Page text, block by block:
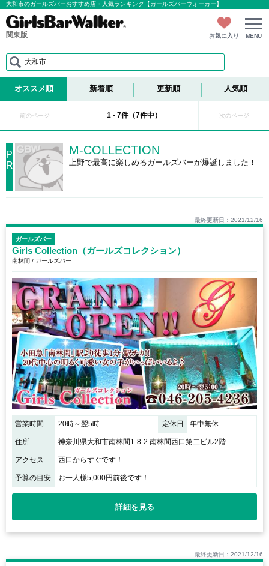
大和市のガールズバーおすすめ店・人気ランキング【ガールズバーウォーカー】
関東版 お気に入り MENU
大和市
オススメ順 新着順 更新順 人気順
前のページ 1 - 7件（7件中） 次のページ
P
R
M-COLLECTION
上野で最高に楽しめるガールズバーが爆誕しました！
最終更新日：2021/12/16
ガールズバー
Girls Collection（ガールズコレクション）
南林間 / ガールズバー
営業時間 20時～翌5時 定休日 年中無休
住所 神奈川県大和市南林間1-8-2 南林間西口第二ビル2階
アクセス 西口からすぐです！
予算の目安 お一人様5,000円前後です！
詳細を見る
最終更新日：2021/12/16